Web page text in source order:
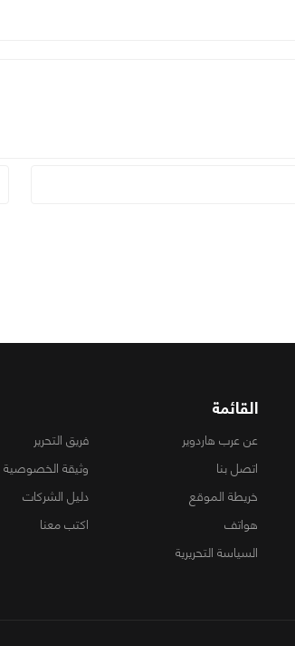
القائمة
عن عرب هاردوير
فريق التحرير
اتصل بنا
وثيقة الخصوصية
خريطة الموقع
دليل الشركات
هواتف
اكتب معنا
السياسة التحريرية